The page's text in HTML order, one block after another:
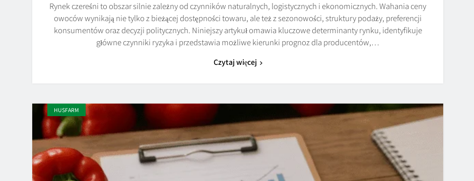
Rynek czereśni to obszar silnie zależny od czynników naturalnych, logistycznych i ekonomicznych. Wahania ceny
owoców wynikają nie tylko z bieżącej dostępności towaru, ale też z sezonowości, struktury podaży, preferencji
konsumentów oraz decyzji politycznych. Niniejszy artykuł omawia kluczowe determinanty rynku, identyfikuje
główne czynniki ryzyka i przedstawia możliwe kierunki prognoz dla producentów,…
Czytaj więcej
HUSFARM